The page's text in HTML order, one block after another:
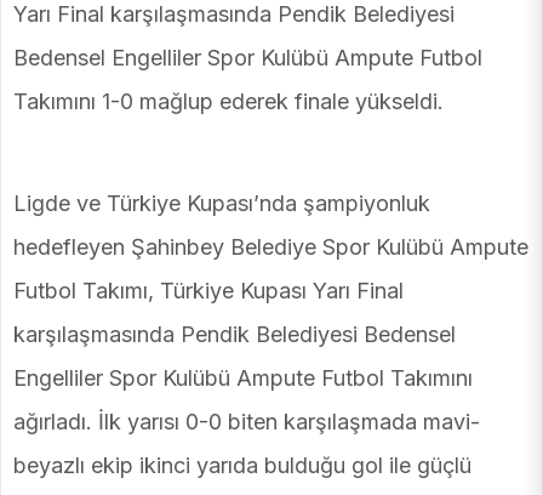
Yarı Final karşılaşmasında Pendik Belediyesi
Bedensel Engelliler Spor Kulübü Ampute Futbol
Takımını 1-0 mağlup ederek finale yükseldi.
Ligde ve Türkiye Kupası’nda şampiyonluk
hedefleyen Şahinbey Belediye Spor Kulübü Ampute
Futbol Takımı, Türkiye Kupası Yarı Final
karşılaşmasında Pendik Belediyesi Bedensel
Engelliler Spor Kulübü Ampute Futbol Takımını
ağırladı. İlk yarısı 0-0 biten karşılaşmada mavi-
beyazlı ekip ikinci yarıda bulduğu gol ile güçlü